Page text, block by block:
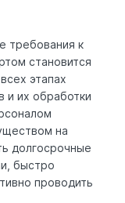
требования к
становится
этапах
и их обработки
на
долгосрочные
быстро
проводить